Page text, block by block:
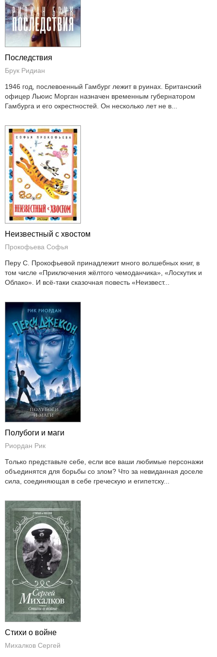
Последствия
Брук Ридиан
1946 год, послевоенный Гамбург лежит в руинах. Британский
офицер Льюис Морган назначен временным губернатором
Гамбурга и его окрестностей. Он несколько лет не в...
Неизвестный с хвостом
Прокофьева Софья
Перу С. Прокофьевой принадлежит много волшебных книг, в
том числе «Приключения жёлтого чемоданчика», «Лоскутик и
Облако». И всё-таки сказочная повесть «Неизвест...
Полубоги и маги
Риордан Рик
Только представьте себе, если все ваши любимые персонажи
объединятся для борьбы со злом? Что за невиданная доселе
сила, соединяющая в себе греческую и египетску...
Стихи о войне
Михалков Сергей